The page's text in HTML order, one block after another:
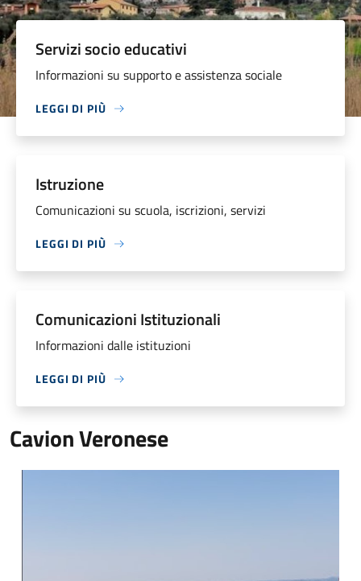
Servizi socio educativi
Informazioni su supporto e assistenza sociale
LEGGI DI PIÙ
Istruzione
Comunicazioni su scuola, iscrizioni, servizi
LEGGI DI PIÙ
Comunicazioni Istituzionali
Informazioni dalle istituzioni
LEGGI DI PIÙ
Cavion Veronese